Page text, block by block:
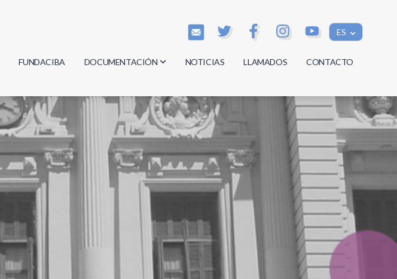
ES
FUNDACIBA DOCUMENTACIÓN
Actas
Reglamentos
Documentos
NOTICIAS LLAMADOS CONTACTO